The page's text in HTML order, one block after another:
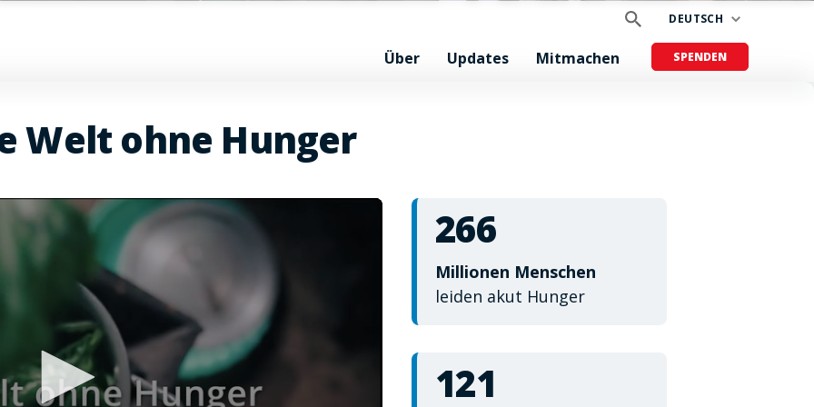
DEUTSCH
Über Updates Mitmachen SPENDEN
Welt ohne Hunger
266
Millionen Menschen
leiden akut Hunger
121